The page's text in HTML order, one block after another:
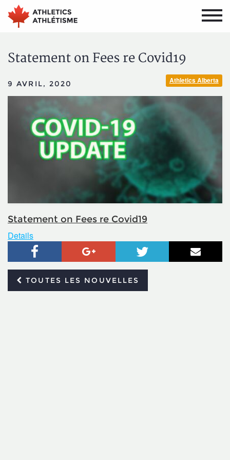
Aller
au
menu
Aller
au
contenu
Statement on Fees re Covid19
Athletics Alberta
9 AVRIL, 2020
Statement on Fees re Covid19
Details
Facebook Google+ Twitter
TOUTES LES NOUVELLES